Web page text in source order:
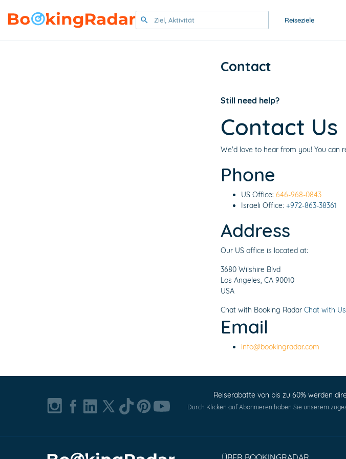
Reiseziele
Contact
Still need help?
Contact Us
We'd love to hear from you! You can
Phone
US Office: 646-968-0843
Israeli Office: +972-863-38361
Address
Our US office is located at:
3680 Wilshire Blvd
Los Angeles, CA 90010
USA
Chat with Booking Radar Chat with Us
Email
info@bookingradar.com
Reiserabatte von bis zu 60% werden
Durch Klicken auf Abonnieren haben Sie unserem
ÜBER BOOKINGRADAR